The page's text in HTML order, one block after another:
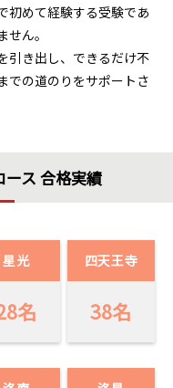
初めて経験する受験であ
ん。
引き出し、できるだけ不
での道のりをサポートさ
ス 合格実績
星光
名
四天王寺
38名